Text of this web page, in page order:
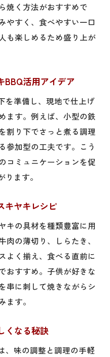
焼く方法がおすすめで
やすく、食べやすい一口
も楽しめるため盛り上が
BBQ活用アイデア
を準備し、現地で仕上げ
ます。例えば、小型の鉄
割り下でさっと煮る調理
参加型の工夫です。こう
コミュニケーションを促
ます。
キヤキレシピ
キの具材を種類豊富に用
の薄切り、しらたき、
よく揃え、食べる直前に
おすすめ。子供が好きな
串に刺して焼きながらシ
ます。
くなる秘訣
、味の調整と調理の手軽